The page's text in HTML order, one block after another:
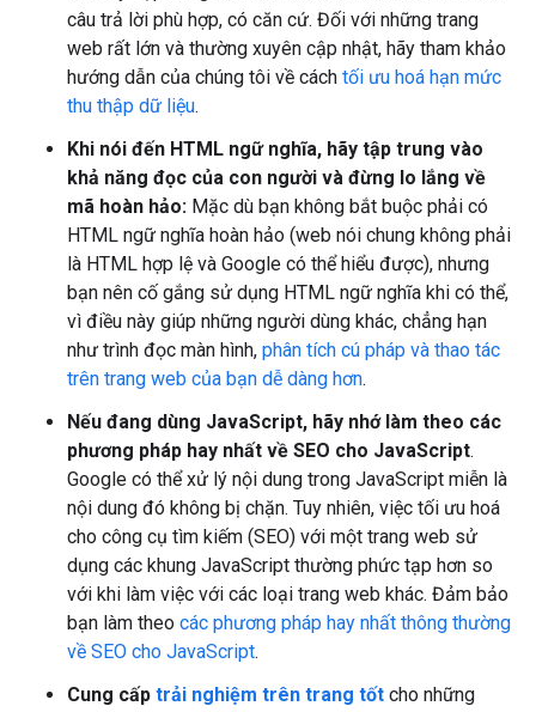
câu trả lời phù hợp, có căn cứ. Đối với những trang
web rất lớn và thường xuyên cập nhật, hãy tham khảo
hướng dẫn của chúng tôi về cách tối ưu hoá hạn mức
thu thập dữ liệu.
Khi nói đến HTML ngữ nghĩa, hãy tập trung vào
khả năng đọc của con người và đừng lo lắng về
mã hoàn hảo: Mặc dù bạn không bắt buộc phải có
HTML ngữ nghĩa hoàn hảo (web nói chung không phải
là HTML hợp lệ và Google có thể hiểu được), nhưng
bạn nên cố gắng sử dụng HTML ngữ nghĩa khi có thể,
vì điều này giúp những người dùng khác, chẳng hạn
như trình đọc màn hình, phân tích cú pháp và thao tác
trên trang web của bạn dễ dàng hơn.
Nếu đang dùng JavaScript, hãy nhớ làm theo các
phương pháp hay nhất về SEO cho JavaScript.
Google có thể xử lý nội dung trong JavaScript miễn là
nội dung đó không bị chặn. Tuy nhiên, việc tối ưu hoá
cho công cụ tìm kiếm (SEO) với một trang web sử
dụng các khung JavaScript thường phức tạp hơn so
với khi làm việc với các loại trang web khác. Đảm bảo
bạn làm theo các phương pháp hay nhất thông thường
về SEO cho JavaScript.
Cung cấp trải nghiệm trên trang tốt cho những